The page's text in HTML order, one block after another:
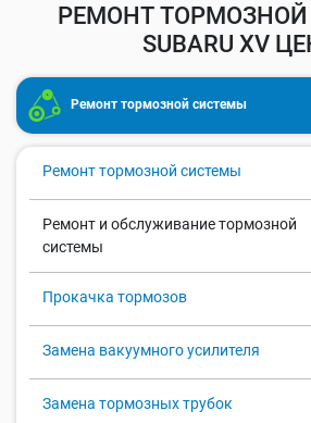
РЕМОНТ
SUBARU XV
Ремонт тормозной системы
Ремонт тормозной системы
Ремонт и обслуживание тормозной
системы
Прокачка тормозов
Замена вакуумного усилителя
Замена тормозных трубок